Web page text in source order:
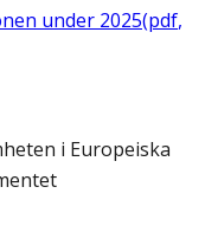
under 2025(pdf,
i Europeiska